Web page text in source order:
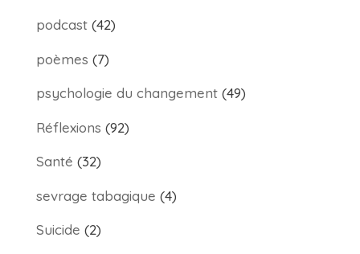
podcast(42)
poèmes (7)
psychologie du changement(49)
Réflexions (92)
Santé (32)
sevrage tabagique (4)
Suicide (2)